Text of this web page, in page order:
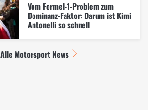
Vom Formel-1-Problem zum
Dominanz-Faktor: Darum ist Kimi
Antonelli so schnell
Alle Motorsport News